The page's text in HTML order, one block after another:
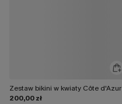
Zestaw bikini w kwiaty Côte d'Azur
200,00 zł